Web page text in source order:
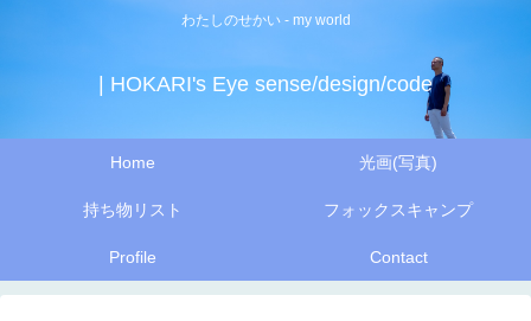
わたしのせかい - my world
| HOKARI's Eye sense/design/code
Home 光画(写真)
持ち物リスト フォックスキャンプ
Profile Contact